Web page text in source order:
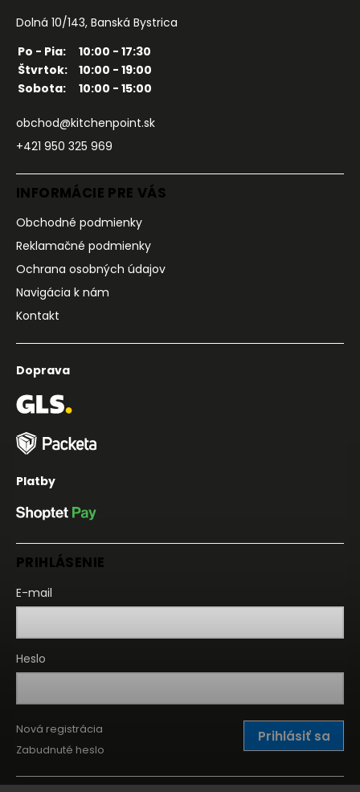
Dolná 10/143, Banská Bystrica
Po - Pia:
10:00 - 17:30
Štvrtok:
10:00 - 19:00
Sobota:
10:00 - 15:00
obchod@kitchenpoint.sk
+421 950 325 969
INFORMÁCIE PRE VÁS
Obchodné podmienky
Reklamačné podmienky
Ochrana osobných údajov
Navigácia k nám
Kontakt
Doprava
Platby
PRIHLÁSENIE
E-mail
Heslo
Prihlásiť sa
Nová registrácia
Zabudnuté heslo